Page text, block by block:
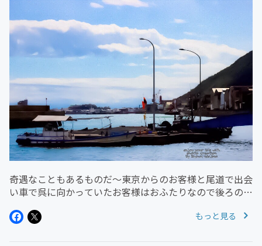
奇遇なこともあるものだ～東京からのお客様と尾道で出会
い車で呉に向かっていたお客様はおふたりなので後ろの席
ていた尾道から倉までは海岸沿いの旧道を走るに限
もっと見る